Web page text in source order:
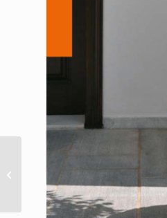
Festone bowl